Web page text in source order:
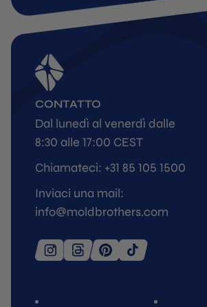
CONTATTO
Dal lunedì al venerdì dalle
8:30 alle 17:00 CEST
Chiamateci: +31 85 105 1500
Inviaci una mail:
info@moldbrothers.com